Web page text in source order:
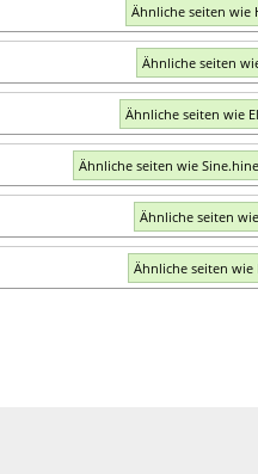
Ähnliche seiten wie
Ähnliche seiten
Ähnliche seiten wie
Ähnliche seiten wie
Ähnliche seiten
Ähnliche seiten wie